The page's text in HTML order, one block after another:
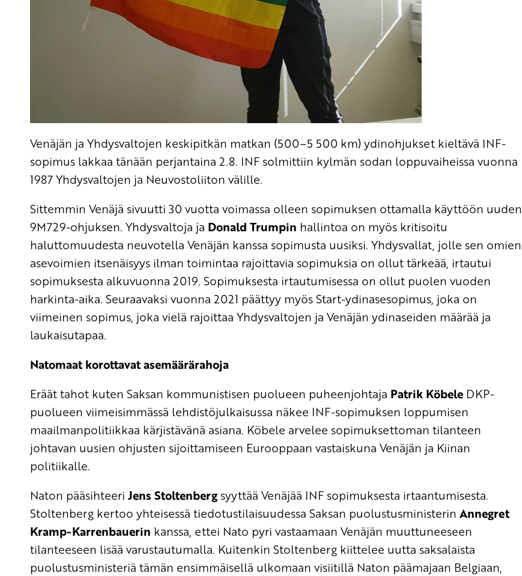
Venäjän ja Yhdysvaltojen keskipitkän matkan (500–5 500 km) ydinohjukset kieltävä INF-
sopimus lakkaa tänään perjantaina 2.8. INF solmittiin kylmän sodan loppuvaiheissa vuonna
1987 Yhdysvaltojen ja Neuvostoliiton välille.
Sittemmin Venäjä sivuutti 30 vuotta voimassa olleen sopimuksen ottamalla käyttöön uuden
9M729-ohjuksen. Yhdysvaltoja ja Donald Trumpin hallintoa on myös kritisoitu
haluttomuudesta neuvotella Venäjän kanssa sopimusta uusiksi. Yhdysvallat, jolle sen omien
asevoimien itsenäisyys ilman toimintaa rajoittavia sopimuksia on ollut tärkeää, irtautui
sopimuksesta alkuvuonna 2019. Sopimuksesta irtautumisessa on ollut puolen vuoden
harkinta-aika. Seuraavaksi vuonna 2021 päättyy myös Start-ydinasesopimus, joka on
viimeinen sopimus, joka vielä rajoittaa Yhdysvaltojen ja Venäjän ydinaseiden määrää ja
laukaisutapaa.
Natomaat korottavat asemäärärahoja
Eräät tahot kuten Saksan kommunistisen puolueen puheenjohtaja Patrik Köbele DKP-
puolueen viimeisimmässä lehdistöjulkaisussa näkee INF-sopimuksen loppumisen
maailmanpolitiikkaa kärjistävänä asiana. Köbele arvelee sopimuksettoman tilanteen
johtavan uusien ohjusten sijoittamiseen Eurooppaan vastaiskuna Venäjän ja Kiinan
politiikalle.
Naton pääsihteeri Jens Stoltenberg syyttää Venäjää INF sopimuksesta irtaantumisesta.
Stoltenberg kertoo yhteisessä tiedotustilaisuudessa Saksan puolustusministerin Annegret
Kramp-Karrenbauerin kanssa, ettei Nato pyri vastaamaan Venäjän muuttuneeseen
tilanteeseen lisää varustautumalla. Kuitenkin Stoltenberg kiittelee uutta saksalaista
puolustusministeriä tämän ensimmäisellä ulkomaan visiitillä Naton päämajaan Belgiaan,